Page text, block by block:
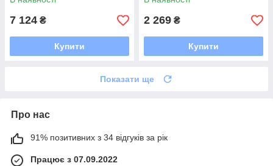
7 124 ₴
Купити
2 269 ₴
Купити
Показати ще
Про нас
91% позитивних з 34 відгуків за рік
Працює з 07.09.2022